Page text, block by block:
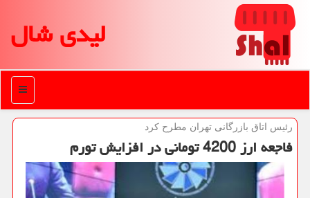
لیدی شال
منو
رئیس اتاق بازرگانی تهران مطرح كرد
فاجعه ارز 4200 تومانی در افزایش تورم